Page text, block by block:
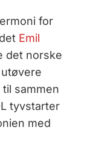
for
Emil
det norske
til sammen
tyvstarter
med